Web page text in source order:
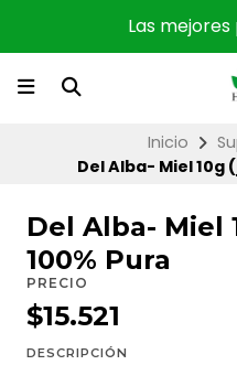
Las
Inicio
Del Alba- Miel 10g
Del Alba- Miel
100% Pura
PRECIO
$15.521
DESCRIPCIÓN